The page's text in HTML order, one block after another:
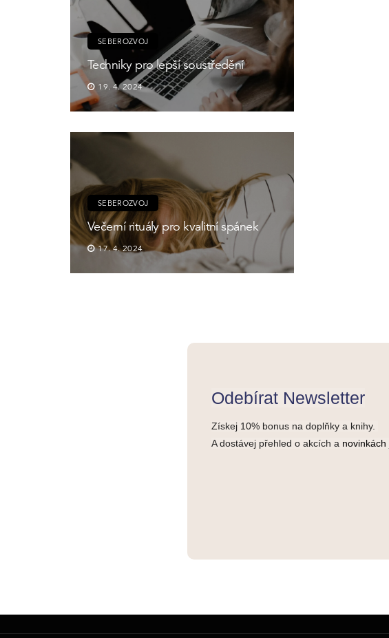
SEBEROZVOJ
Techniky pro lepší soustředění
19. 4. 2024
SEBEROZVOJ
Večerní rituály pro kvalitní spánek
17. 4. 2024
Odebírat Newsletter
Získej 10% bonus na doplňky a knihy.
A dostávej přehled o akcích a novinkách